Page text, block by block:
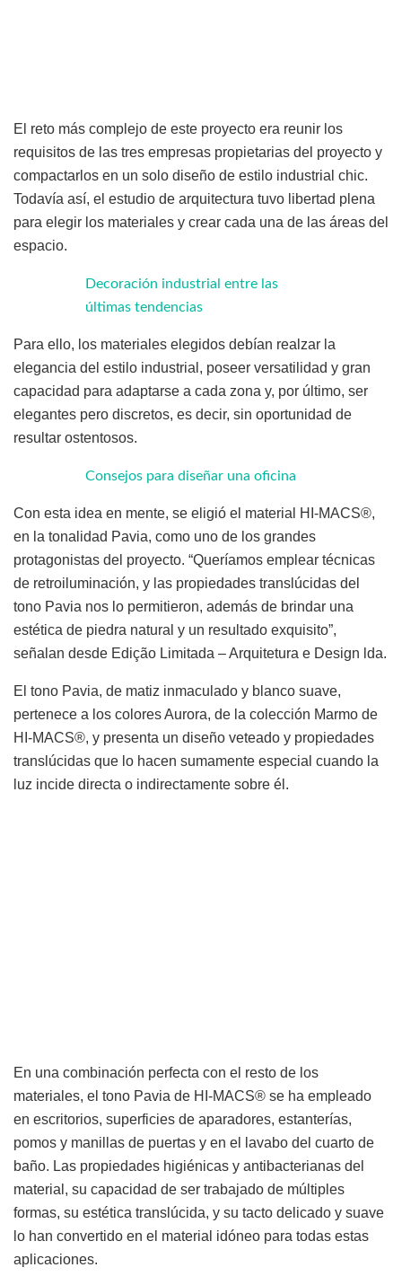
El reto más complejo de este proyecto era reunir los
requisitos de las tres empresas propietarias del proyecto y
compactarlos en un solo diseño de estilo industrial chic.
Todavía así, el estudio de arquitectura tuvo libertad plena
para elegir los materiales y crear cada una de las áreas del
espacio.
Decoración industrial entre las
últimas tendencias
Para ello, los materiales elegidos debían realzar la
elegancia del estilo industrial, poseer versatilidad y gran
capacidad para adaptarse a cada zona y, por último, ser
elegantes pero discretos, es decir, sin oportunidad de
resultar ostentosos.
Consejos para diseñar una oficina
Con esta idea en mente, se eligió el material HI-MACS®,
en la tonalidad Pavia, como uno de los grandes
protagonistas del proyecto. “Queríamos emplear técnicas
de retroiluminación, y las propiedades translúcidas del
tono Pavia nos lo permitieron, además de brindar una
estética de piedra natural y un resultado exquisito”,
señalan desde Edição Limitada – Arquitetura e Design lda.
El tono Pavia, de matiz inmaculado y blanco suave,
pertenece a los colores Aurora, de la colección Marmo de
HI-MACS®, y presenta un diseño veteado y propiedades
translúcidas que lo hacen sumamente especial cuando la
luz incide directa o indirectamente sobre él.
En una combinación perfecta con el resto de los
materiales, el tono Pavia de HI-MACS® se ha empleado
en escritorios, superficies de aparadores, estanterías,
pomos y manillas de puertas y en el lavabo del cuarto de
baño. Las propiedades higiénicas y antibacterianas del
material, su capacidad de ser trabajado de múltiples
formas, su estética translúcida, y su tacto delicado y suave
lo han convertido en el material idóneo para todas estas
aplicaciones.